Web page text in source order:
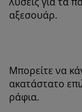
αξεσουάρ.
Μπορείτε να
ακατάστατο
ράφια.